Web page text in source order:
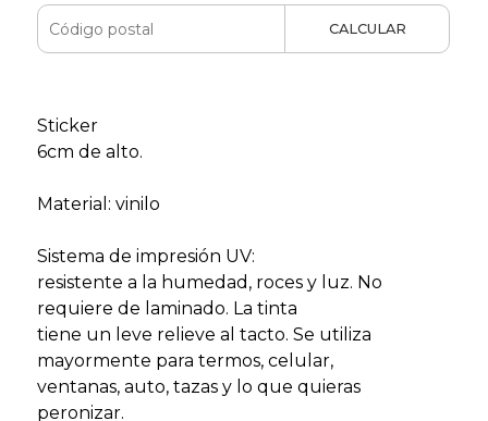
CALCULAR
Sticker
6cm de alto.
Material: vinilo
Sistema de impresión UV:
resistente a la humedad, roces y luz. No
requiere de laminado. La tinta
tiene un leve relieve al tacto. Se utiliza
mayormente para termos, celular,
ventanas, auto, tazas y lo que quieras
peronizar.